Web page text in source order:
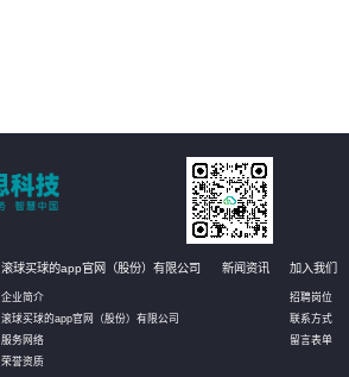
滚球买球的app官网（股份）有限公司
企业简介
滚球买球的app官网（股份）有限公司
服务网络
荣誉资质
新闻资讯 加入我们
招聘岗位
联系方式
留言表单